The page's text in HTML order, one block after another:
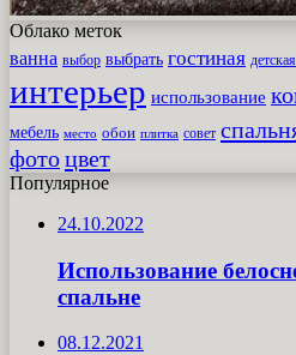
Облако меток
ванна выбор выбрать гостиная детская
интерьер использование
мебель место обои плитка совет
фотоцвет
Популярное
24.10.2022
Использование
спальне
08.12.2021